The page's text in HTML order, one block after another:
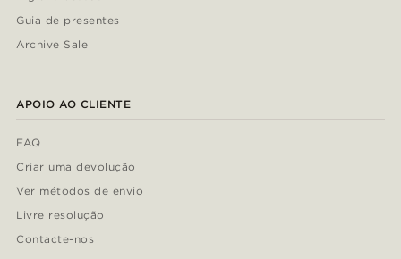
Guia de presentes
Archive Sale
APOIO AO CLIENTE
FAQ
Criar uma devolução
Ver métodos de envio
Livre resolução
Contacte-nos